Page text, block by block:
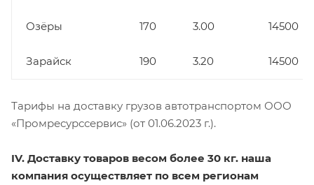
Озёры 170 3.00 14500
Зарайск 190 3.20 14500
Тарифы на доставку грузов автотранспортом ООО
«Промресурссервис» (от 01.06.2023 г.).
IV. Доставку товаров весом более 30 кг. наша
компания осуществляет по всем регионам